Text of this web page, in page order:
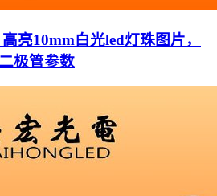
亮10mm白光led灯珠图片，
极管参数